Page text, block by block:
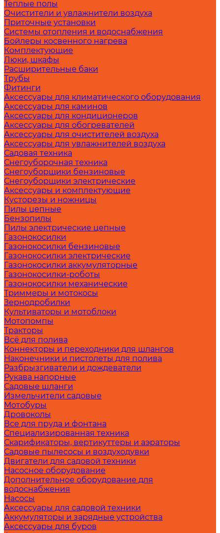
Теплые полы
Очистители и увлажнители воздуха
Приточные установки
Системы отопления и водоснабжения
Бойлеры косвенного нагрева
Комплектующие
Люки, шкафы
Расширительные баки
Трубы
Фитинги
Аксессуары для климатического оборудования
Аксессуары для каминов
Аксессуары для кондиционеров
Аксессуары для обогревателей
Аксессуары для очистителей воздуха
Аксессуары для увлажнителей воздуха
Садовая техника
Снегоуборочная техника
Снегоуборщики бензиновые
Снегоуборщики электрические
Аксессуары и комплектующие
Кусторезы и ножницы
Пилы цепные
Бензопилы
Пилы электрические цепные
Газонокосилки
Газонокосилки бензиновые
Газонокосилки электрические
Газонокосилки аккумуляторные
Газонокосилки-роботы
Газонокосилки механические
Триммеры и мотокосы
Зернодробилки
Культиваторы и мотоблоки
Мотопомпы
Тракторы
Всё для полива
Коннекторы и переходники для шлангов
Наконечники и пистолеты для полива
Разбрызгиватели и дождеватели
Рукава напорные
Садовые шланги
Измельчители садовые
Мотобуры
Дровоколы
Все для пруда и фонтана
Специализированная техника
Скарификаторы, вертикуттеры и аэраторы
Садовые пылесосы и воздуходувки
Двигатели для садовой техники
Насосное оборудование
Дополнительное оборудование для
водоснабжения
Насосы
Аксессуары для садовой техники
Аккумуляторы и зарядные устройства
Аксессуары для буров